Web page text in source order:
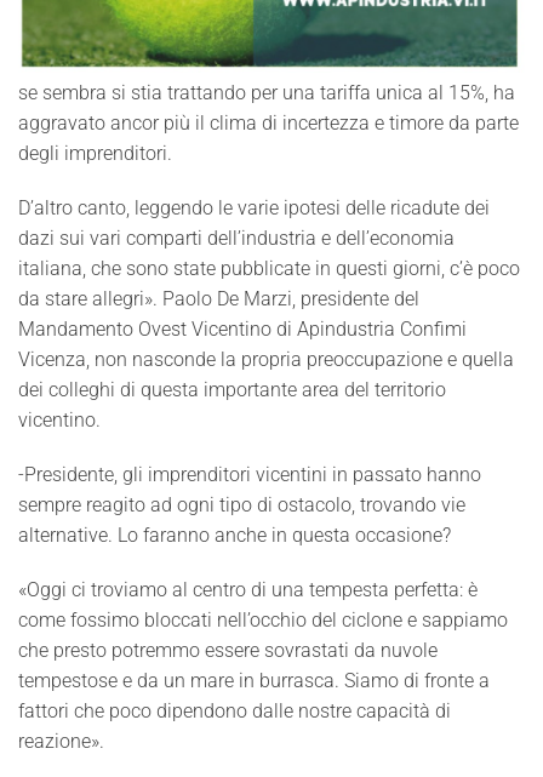
se sembra si stia trattando per una tariffa unica al 15%, ha
aggravato ancor più il clima di incertezza e timore da parte
degli imprenditori.
D’altro canto, leggendo le varie ipotesi delle ricadute dei
dazi sui vari comparti dell’industria e dell’economia
italiana, che sono state pubblicate in questi giorni, c’è poco
da stare allegri». Paolo De Marzi, presidente del
Mandamento Ovest Vicentino di Apindustria Confimi
Vicenza, non nasconde la propria preoccupazione e quella
dei colleghi di questa importante area del territorio
vicentino.
-Presidente, gli imprenditori vicentini in passato hanno
sempre reagito ad ogni tipo di ostacolo, trovando vie
alternative. Lo faranno anche in questa occasione?
«Oggi ci troviamo al centro di una tempesta perfetta: è
come fossimo bloccati nell’occhio del ciclone e sappiamo
che presto potremmo essere sovrastati da nuvole
tempestose e da un mare in burrasca. Siamo di fronte a
fattori che poco dipendono dalle nostre capacità di
reazione».